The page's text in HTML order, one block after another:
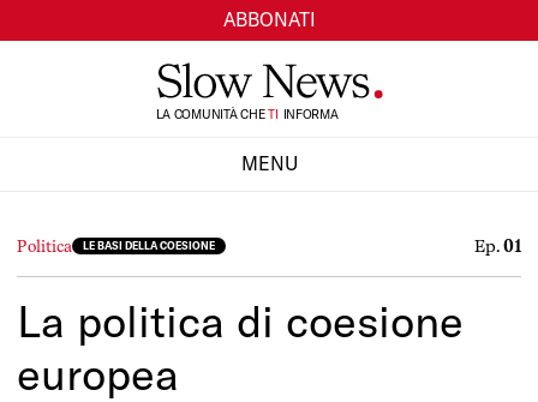
ABBONATI
LA COMUNITÀ CHE
TI
SI INFORMA
MENU
Politica LE BASI DELLA COESIONE Ep.01
La politica di coesione
europea